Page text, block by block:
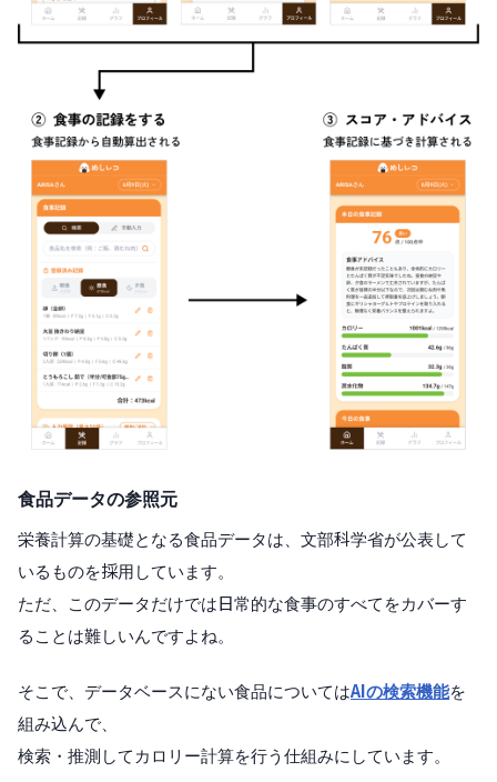
食品データの参照元
栄養計算の基礎となる食品データは、文部科学省が公表して
いるものを採用しています。
ただ、このデータだけでは日常的な食事のすべてをカバーす
ることは難しいんですよね。
そこで、データベースにない食品についてはAIの検索機能を
組み込んで、
検索・推測してカロリー計算を行う仕組みにしています。